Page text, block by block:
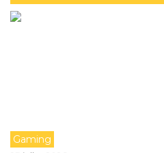
Gaming